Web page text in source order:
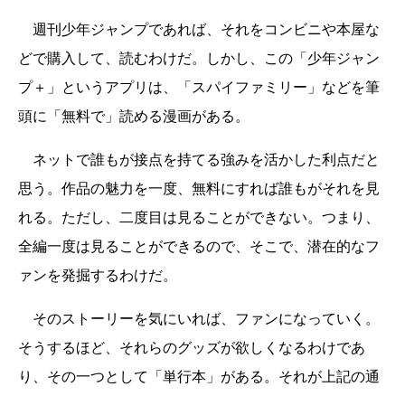
週刊少年ジャンプであれば、それをコンビニや本屋な
どで購入して、読むわけだ。しかし、この「少年ジャン
プ＋」というアプリは、「スパイファミリー」などを筆
頭に「無料で」読める漫画がある。
ネットで誰もが接点を持てる強みを活かした利点だと
思う。作品の魅力を一度、無料にすれば誰もがそれを見
れる。ただし、二度目は見ることができない。つまり、
全編一度は見ることができるので、そこで、潜在的なフ
ァンを発掘するわけだ。
そのストーリーを気にいれば、ファンになっていく。
そうするほど、それらのグッズが欲しくなるわけであ
り、その一つとして「単行本」がある。それが上記の通